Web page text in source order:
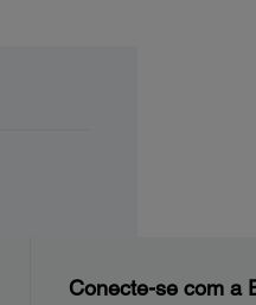
Conecte-se com a